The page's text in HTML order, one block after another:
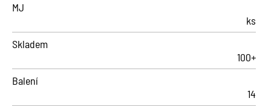
MJ
ks
Skladem
100+
Balení
14